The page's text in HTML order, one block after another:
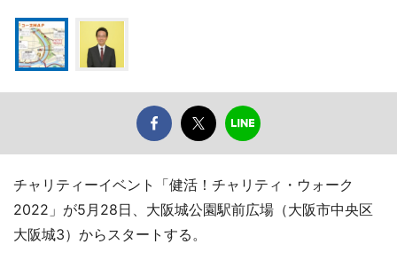
チャリティーイベント「健活！チャリティ・ウォーク
2022」が5月28日、大阪城公園駅前広場（大阪市中央区
大阪城3）からスタートする。